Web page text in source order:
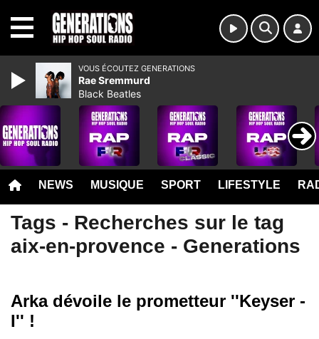
NEWS MUSIQUE SPORT LIFESTYLE
Tags - Recherches sur le tag
aix-en-provence - Generations
Arka dévoile le prometteur ''Keyser -
I'' !
VOUS ÉCOUTEZ GENERATIONS
Rae Sremmurd
Black Beatles